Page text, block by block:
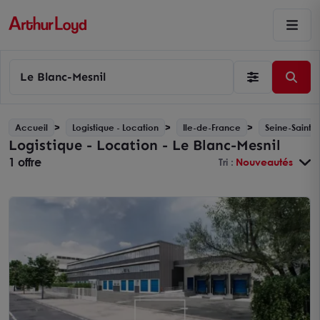
Le Blanc-Mesnil
Accueil Logistique - Location Ile-de-France Seine-Saint-
Logistique - Location - Le Blanc-Mesnil
1 offre Tri : Nouveautés